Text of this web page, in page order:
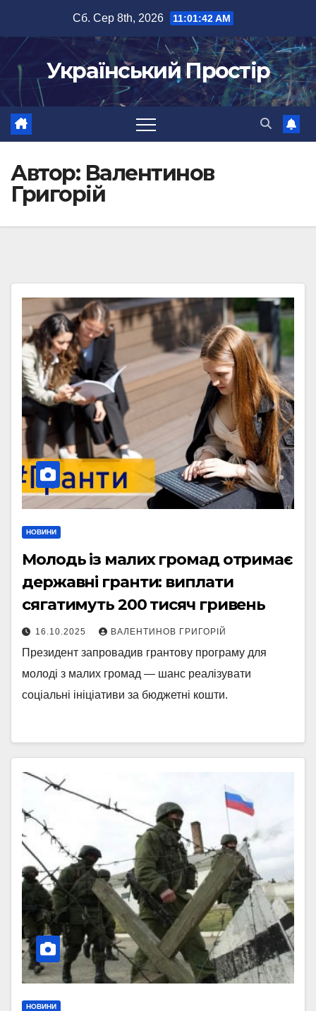
вмісту
Сб. Сер 8th, 2026 11:01:43 AM
Український Простір
Автор: Валентинов
Григорій
НОВИНИ
Молодь із малих громад отримає
державні гранти: виплати
сягатимуть 200 тисяч гривень
16.10.2025 ВАЛЕНТИНОВ ГРИГОРІЙ
Президент запровадив грантову програму для
молоді з малих громад — шанс реалізувати
соціальні ініціативи за бюджетні кошти.
НОВИНИ